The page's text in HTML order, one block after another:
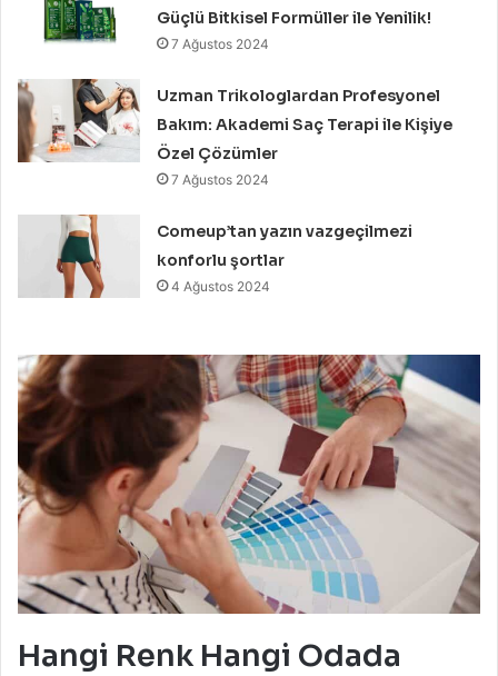
Güçlü Bitkisel Formüller ile Yenilik!
7 Ağustos 2024
Uzman Trikologlardan Profesyonel
Bakım: Akademi Saç Terapi ile Kişiye
Özel Çözümler
7 Ağustos 2024
Comeup’tan yazın vazgeçilmezi
konforlu şortlar
4 Ağustos 2024
Hangi Renk Hangi Odada